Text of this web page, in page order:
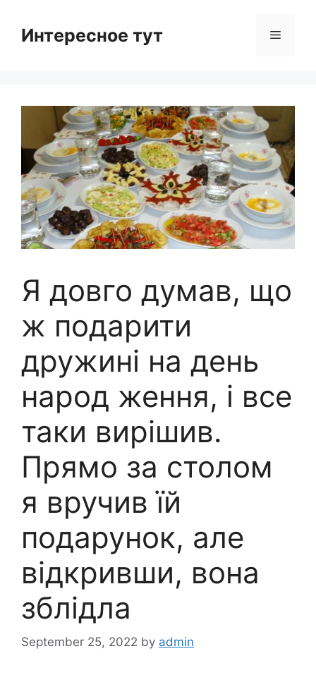
contentИнтересное тут Menu
Я довго думав, що
ж подарити
дружині на день
народ ження, і все
таки вирішив.
Прямо за столом
я вручив їй
подарунок, але
відкривши, вона
зблідла
September 25, 2022 by admin